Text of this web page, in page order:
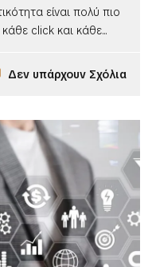
είναι πολύ πιο
click και κάθε...
Δεν υπάρχουν Σχόλια